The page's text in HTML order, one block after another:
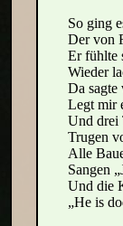
So ging
Der von
Er fühlte
Wieder
Da sagte
Legt mir
Und drei
Trugen
Alle
Sangen
Und die
„He is